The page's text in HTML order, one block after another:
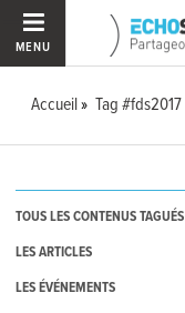
MENU
Accueil Tag #fds2017
TOUS LES CONTENUS TAGUÉS
LES ARTICLES
LES ÉVÉNEMENTS